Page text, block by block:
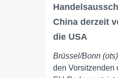
China derzeit
die USA
Brüssel/Bonn (ots)
den Vorsitzenden